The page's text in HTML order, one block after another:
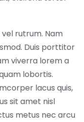
rutrum. Nam
Duis porttitor
viverra lorem a
lobortis.
lacus quis,
sit amet nisl
metus nec arcu